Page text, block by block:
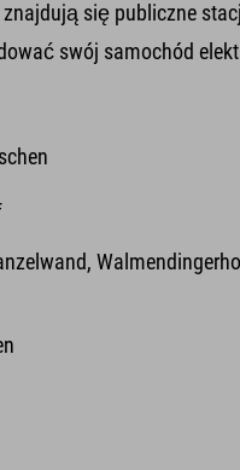
się publiczne
swój samochód